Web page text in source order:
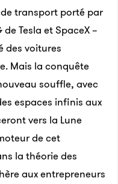
transport porté par
Tesla et SpaceX –
des voitures
Mais la conquête
souffle, avec
espaces infinis aux
vers la Lune
de cet
la théorie des
aux entrepreneurs